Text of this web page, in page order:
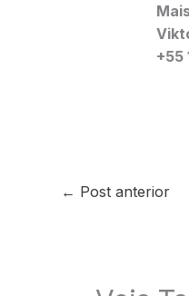
+55
← Post anterior